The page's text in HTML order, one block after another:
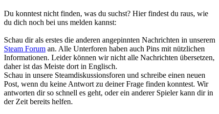
Du konntest nicht finden, was du suchst? Hier findest du raus, wie
du dich noch bei uns melden kannst:
Schau dir als erstes die anderen angepinnten Nachrichten in unserem
Steam Forum an. Alle Unterforen haben auch Pins mit nützlichen
Informationen. Leider können wir nicht alle Nachrichten übersetzen,
daher ist das Meiste dort in Englisch.
Schau in unsere Steamdiskussionsforen und schreibe einen neuen
Post, wenn du keine Antwort zu deiner Frage finden konntest. Wir
antworten dir so schnell es geht, oder ein anderer Spieler kann dir in
der Zeit bereits helfen.